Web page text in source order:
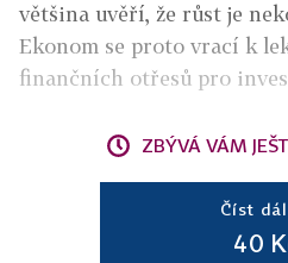
většina uvěří, že růst je
Ekonom se proto vrací k
finančních otřesů pro
ZBÝVÁ VÁM
Číst
40